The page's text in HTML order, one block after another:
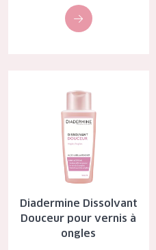
Diadermine Dissolvant
Douceur pour vernis à
ongles